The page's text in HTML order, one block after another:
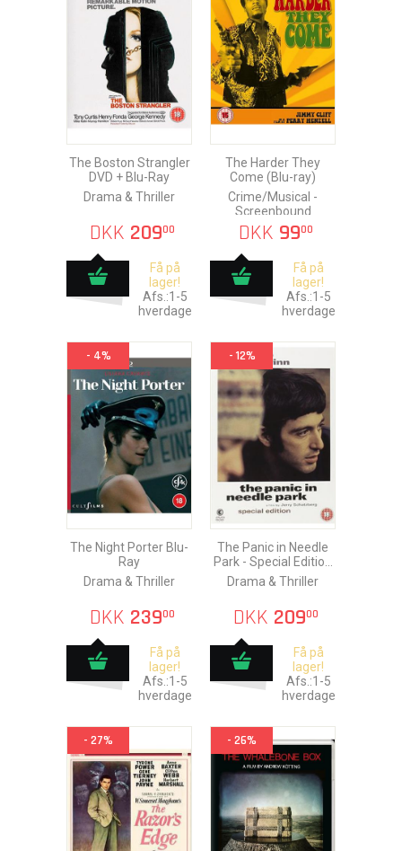
The Boston Strangler
DVD + Blu-Ray
Drama & Thriller
DKK 20900
Få på
lager!
Afs.:1-5
hverdage
The Harder They
Come (Blu-ray)
Crime/Musical -
Screenbound
DKK 9900
Få på
lager!
Afs.:1-5
hverdage
- 4%
The Night Porter Blu-
Ray
Drama & Thriller
DKK 23900
Få på
lager!
Afs.:1-5
hverdage
- 12%
The Panic in Needle
Park - Special Edition
Blu-Ray
Drama & Thriller
DKK 20900
Få på
lager!
Afs.:1-5
hverdage
- 27% - 26%